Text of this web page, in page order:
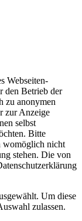
Webseiten-
den Betrieb der
zu anonymen
zur Anzeige
selbst
Bitte
womöglich nicht
stehen. Die von
Um diese
zulassen.